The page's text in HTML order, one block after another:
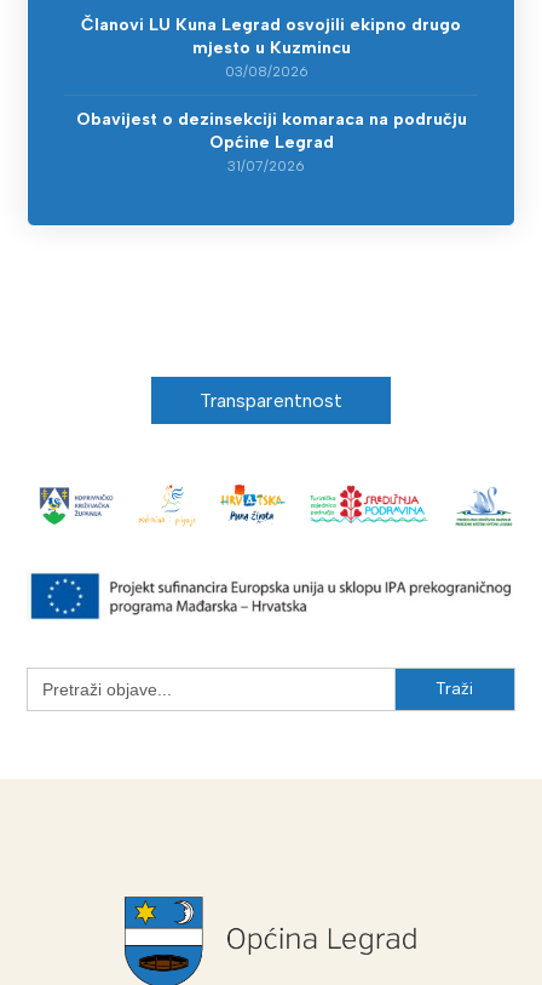
Članovi LU Kuna Legrad osvojili ekipno drugo
mjesto u Kuzmincu
03/08/2026
Obavijest o dezinsekciji komaraca na području
Općine Legrad
31/07/2026
Transparentnost
Search
for: